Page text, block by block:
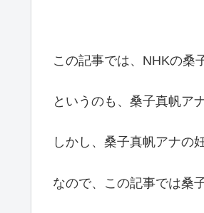
この記事では、NHKの桑
というのも、桑子真帆ア
しかし、桑子真帆アナの
なので、この記事では桑